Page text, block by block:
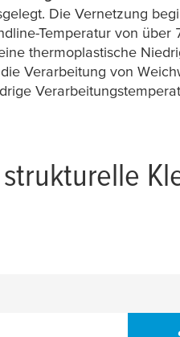
Die Vernetzung
Temperatur von über
thermoplastische
Verarbeitung von